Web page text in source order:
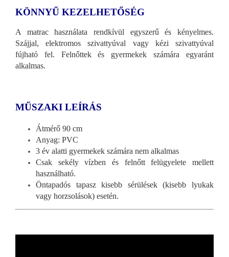
KÖNNYŰ KEZELHETŐSÉG
A matrac használata rendkívül egyszerű és kényelmes.
Szájjal, elektromos szivattyúval vagy kézi szivattyúval
fújható fel. Felnőttek és gyermekek számára egyaránt
alkalmas.
MŰSZAKI LEÍRÁS
Átmérő 90 cm
Anyag: PVC
3 év alatti gyermekek számára nem alkalmas
Csak sekély vízben és felnőtt felügyelete mellett
használható.
Öntapadós tapasz kisebb sérülések (kisebb lyukak
vagy horzsolások) esetén.